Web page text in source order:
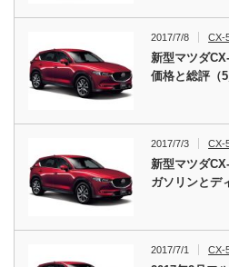
2017/7/8 CX-
新型マツダ
価格と総評（5
2017/7/3 CX-
新型マツダ
ガソリンとデ
2017/7/1 CX-